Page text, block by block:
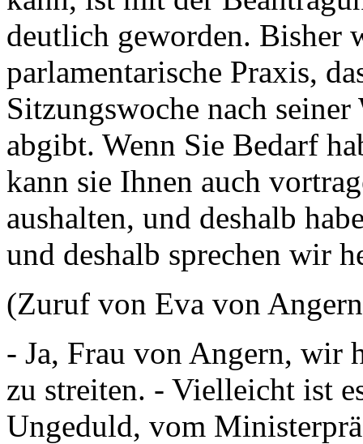
deutlich geworden. Bisher
parlamentarische Praxis,
Sitzungswoche nach
abgibt. Wenn Sie Bedarf
kann sie Ihnen auch
aushalten, und deshalb
und deshalb sprechen wir
(Zuruf von Eva von
- Ja, Frau von Angern, wir
zu streiten. - Vielleicht ist
Ungeduld, vom